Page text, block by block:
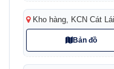
Kho hàng, KCN Cát
Bản đồ